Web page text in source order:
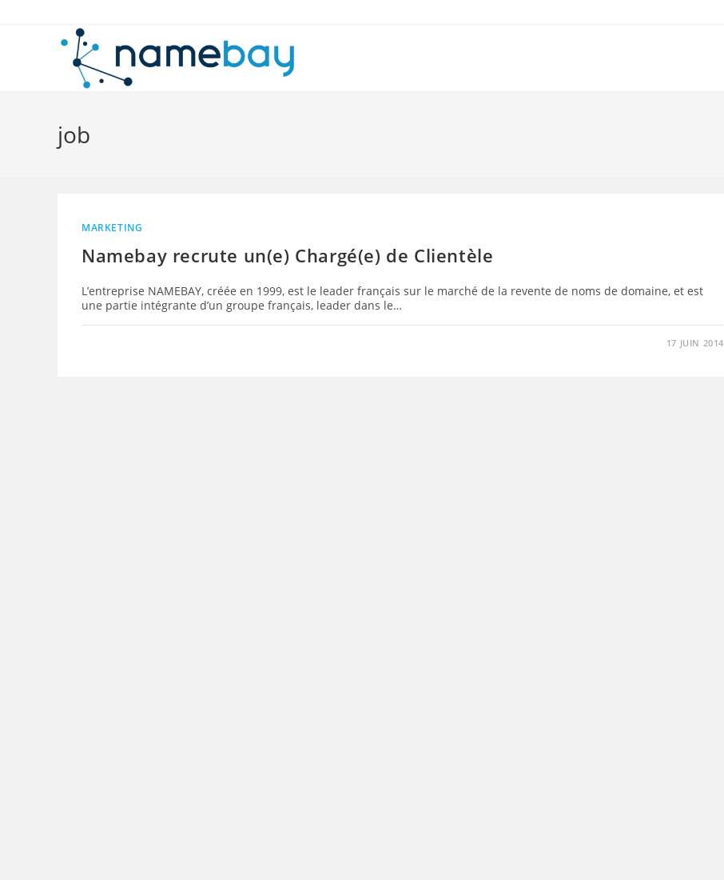
job
MARKETING
Namebay recrute un(e) Chargé(e) de Clientèle
L’entreprise NAMEBAY, créée en 1999, est le leader français sur le marché de la revente de noms de domaine, et est
une partie intégrante d’un groupe français, leader dans le…
17 JUIN 2014